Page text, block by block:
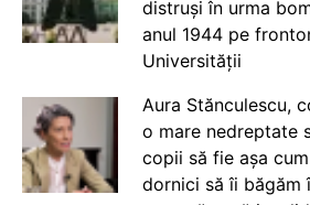
distruși în urma
anul 1944 pe
Universității
Aura Stănculescu,
o mare nedreptate
copii să fie așa
dornici să îi băgăm